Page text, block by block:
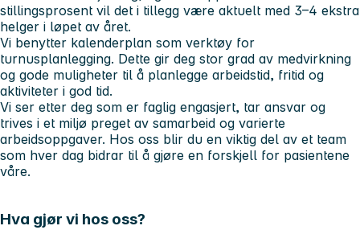
stillingsprosent vil det i tillegg være aktuelt med 3–4 ekstra
helger i løpet av året.
Vi benytter kalenderplan som verktøy for
turnusplanlegging. Dette gir deg stor grad av medvirkning
og gode muligheter til å planlegge arbeidstid, fritid og
aktiviteter i god tid.
Vi ser etter deg som er faglig engasjert, tar ansvar og
trives i et miljø preget av samarbeid og varierte
arbeidsoppgaver. Hos oss blir du en viktig del av et team
som hver dag bidrar til å gjøre en forskjell for pasientene
våre.
Hva gjør vi hos oss?